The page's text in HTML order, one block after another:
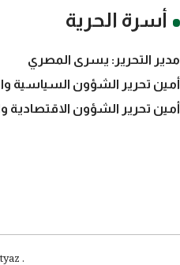
أسرة الحرية
مدير التحرير: يسرى المصري
أمين تحرير الشؤون السياسية
أمين تحرير الشؤون الاقتصادية
. Powered by imtyaz